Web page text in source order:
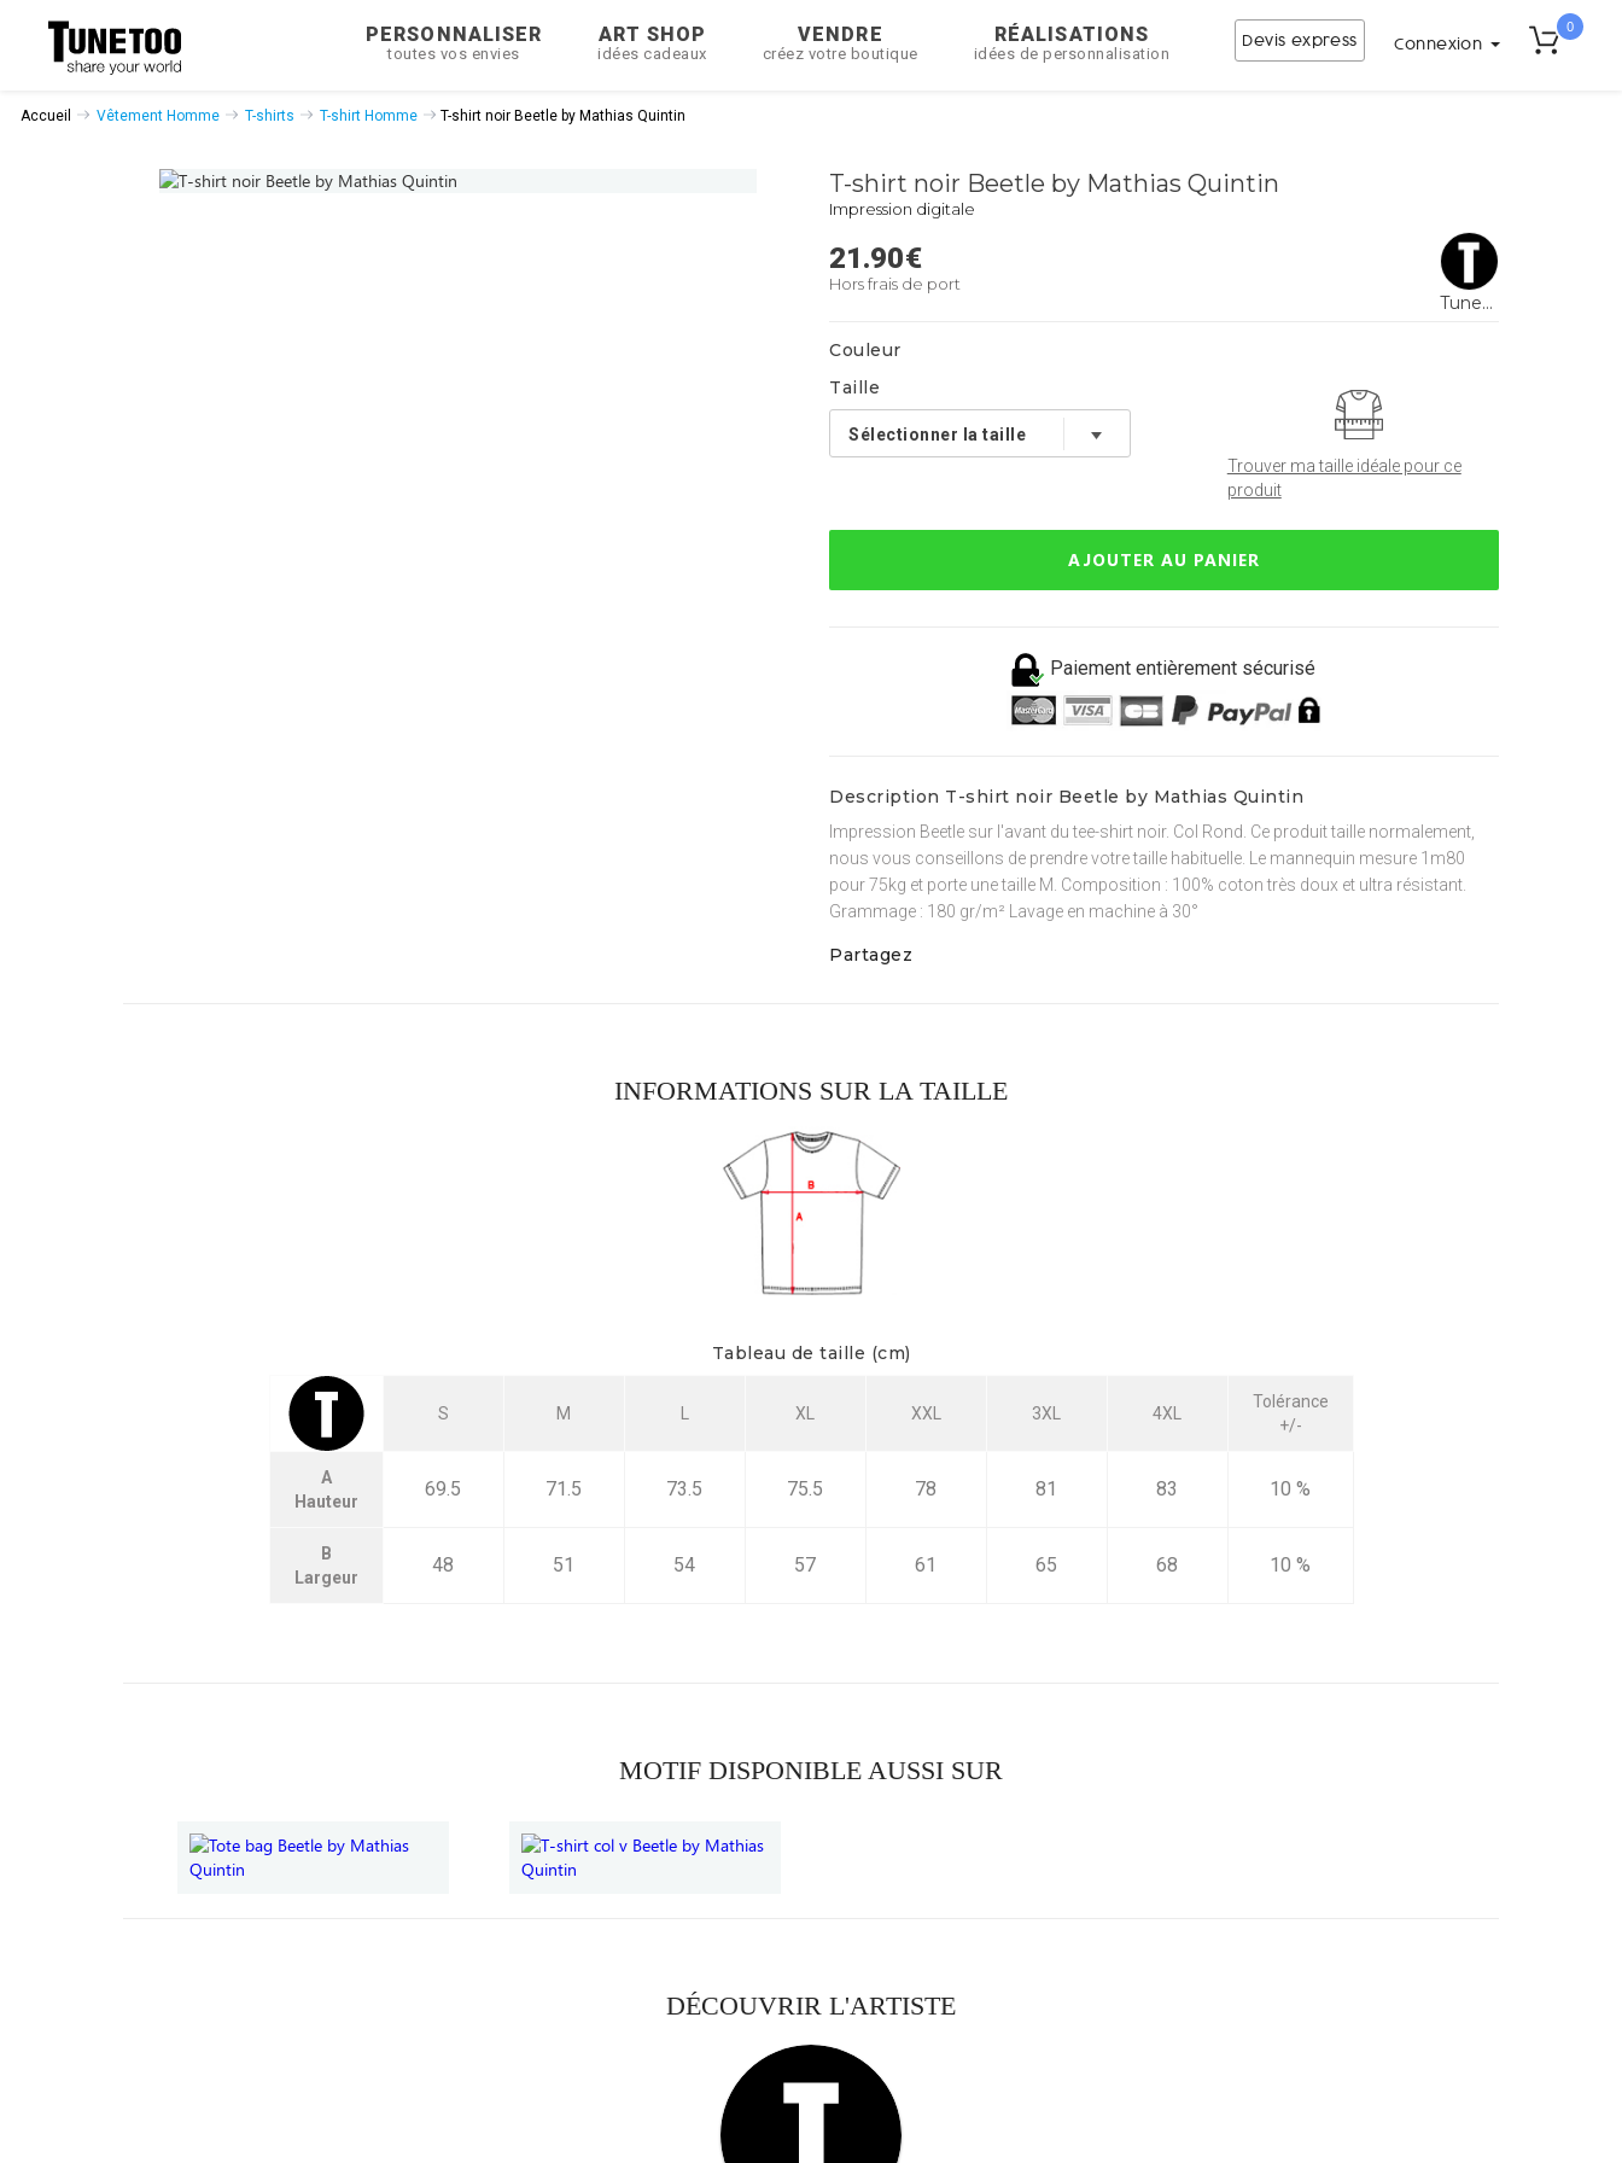
PERSONNALISER
toutes vos envies
ART SHOP
idées cadeaux
VENDRE
créez votre boutique
RÉALISATIONS
idées de personnalisation
Devis express Connexion
0
Accueil Vêtement Homme T-shirts T-shirt Homme T-shirt noir Beetle by Mathias Quintin
T-shirt noir Beetle by Mathias Quintin
Impression digitale
21.90€
Hors frais de port
Tunetoo
Couleur
Taille
Trouver ma taille idéale pour ce
produit
AJOUTER AU PANIER
Paiement entièrement sécurisé
Description T-shirt noir Beetle by Mathias Quintin
Impression Beetle sur l'avant du tee-shirt noir. Col Rond. Ce produit taille normalement,
nous vous conseillons de prendre votre taille habituelle. Le mannequin mesure 1m80
pour 75kg et porte une taille M. Composition : 100% coton très doux et ultra résistant.
Grammage : 180 gr/m² Lavage en machine à 30°
Partagez
INFORMATIONS SUR LA TAILLE
Tableau de taille (cm)
S M L XL XXL 3XL 4XL
Tolérance
+/-
A
Hauteur
69.5 71.5 73.5 75.5 78 81 83 10 %
B
Largeur
48 51 54 57 61 65 68 10 %
MOTIF DISPONIBLE AUSSI SUR
DÉCOUVRIR L'ARTISTE